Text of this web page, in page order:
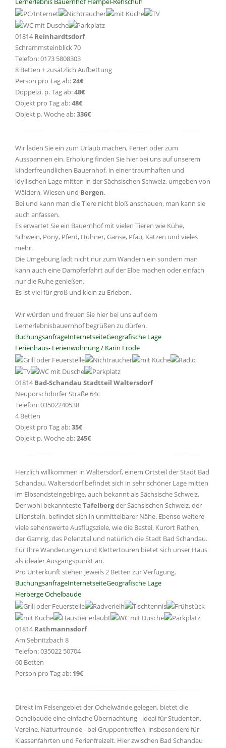
01814 Reinhardtsdorf
Schrammsteinblick 70
Telefon: 0173 5808303
8 Betten + zusätzlich Aufbettung
Person pro Tag ab:24€
Doppelzi. p. Tag ab:48€
Objekt pro Tag ab:48€
Objekt p. Woche ab:336€
Wir laden Sie ein zum Urlaub machen, Ferien oder zum
Ausspannen ein. Erholung finden Sie hier bei uns auf unserem
kinderfreundlichen Bauernhof, in einer traumhaften und
idyllischen Lage mitten in der Sächsischen Schweiz, umgeben von
Wäldern, Wiesen und Bergen.
Bei und kann man die Tiere nicht bloß anschauen, man kann sie
auch anfassen.
Es erwartet Sie ein Bauernhof mit vielen Tieren wie Kühe,
Schwein, Pony, Pferd, Hühner, Gänse, Pfau, Katzen und vieles
mehr.
Die Umgebung lädt nicht nur zum Wandern ein sondern man
kann auch eine Dampferfahrt auf der Elbe machen oder einfach
nur die Ruhe genießen.
Es ist viel für groß und klein zu Erleben.
Wir würden und freuen Sie hier bei uns auf dem
Lernerlebnisbauernhof begrüßen zu dürfen.
BuchungsanfrageInternetseiteGeografische Lage
Ferienhaus- Ferienwohnung / Karin Fröde
01814 Bad-Schandau Stadtteil Waltersdorf
Neuporschdorfer Straße 64c
Telefon: 03502240538
4 Betten
Objekt pro Tag ab:35€
Objekt p. Woche ab:245€
Herzlich willkommen in Waltersdorf, einem Ortsteil der Stadt Bad
Schandau. Waltersdorf befindet sich in sehr schöner Lage mitten
im Elbsandsteingebirge, auch bekannt als Sächsische Schweiz.
Der wohl bekanntesteTafelbergder Sächsischen Schweiz, der
Lilienstein, befindet sich in unmittelbarer Nähe. Ebenso weitere
viele sehenswerte Ausflugsziele, wie die Bastei, Kurort Rathen,
der Gamrig, das Polenztal und natürlich die Stadt Bad Schandau.
Für Ihre Wanderungen und Klettertouren bietet sich unser Haus
als idealer Ausgangspunkt an.
Pro Unterkunft stehen jeweils 2 Betten zur Verfügung.
BuchungsanfrageInternetseiteGeografische Lage
Herberge Ochelbaude
01814 Rathmannsdorf
Am Sebnitzbach 8
Telefon: 035022 50704
60 Betten
Person pro Tag ab: 19€
Direkt im Felsengebiet der Ochelwände gelegen, bietet die
Ochelbaude eine einfache Übernachtung - ideal für Studenten,
Vereine, Naturfreunde - bei Gruppentreffen, insbesondere für
Klassenfahrten und Ferienfreizeit. Hier zwischen Bad Schandau